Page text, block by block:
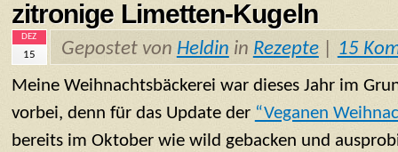
zitronige Limetten-Kugeln
DEZ
15 Gepostet von Heldin in Rezepte| 15
Meine Weihnachtsbäckerei war dieses Jahr im
vorbei, denn für das Update der “Veganen
bereits im Oktober wie wild gebacken und